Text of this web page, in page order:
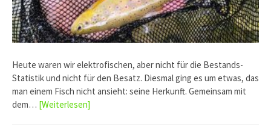
Heute waren wir elektrofischen, aber nicht für die Bestands-
Statistik und nicht für den Besatz. Diesmal ging es um etwas, das
man einem Fisch nicht ansieht: seine Herkunft. Gemeinsam mit
dem… [Weiterlesen]